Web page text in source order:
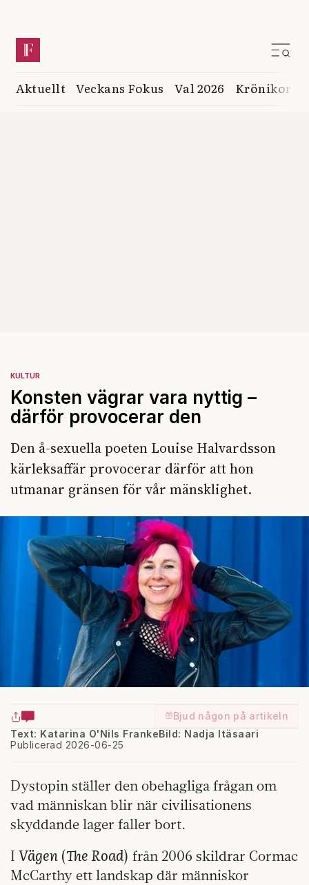
Aktuellt Veckans Fokus Val 2026 Krönikor
KULTUR
Konsten vägrar vara nyttig –
därför provocerar den
Den å-sexuella poeten Louise Halvardsson
kärleksaffär provocerar därför att hon
utmanar gränsen för vår mänsklighet.
Bjud någon på artikeln
Text: Katarina O'Nils Franke
Publicerad 2026-06-25
Bild: Nadja Itäsaari
Dystopin ställer den obehagliga frågan om
vad människan blir när civilisationens
skyddande lager faller bort.
I Vägen (The Road) från 2006 skildrar Cormac
McCarthy ett landskap där människor